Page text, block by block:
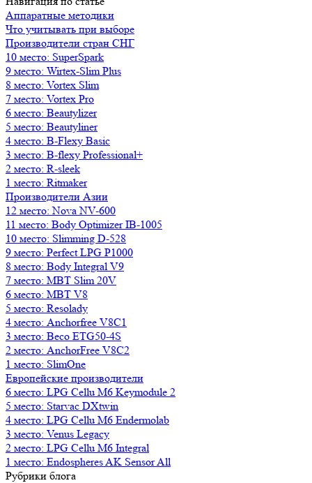
Аппаратные методики
Что учитывать при выборе
Производители стран СНГ
10 место: SuperSpark
9 место: Wirtex-Slim Plus
8 место: Vortex Slim
7 место: Vortex Pro
6 место: Beautylizer
5 место: Beautyliner
4 место: B-Flexy Basic
3 место: B-flexy Professional+
2 место: R-sleek
1 место: Ritmaker
Производители Азии
12 место: Nova NV-600
11 место: Body Optimizer IB-1005
10 место: Slimming D-528
9 место: Perfect LPG P1000
8 место: Body Integral V9
7 место: MBT Slim 20V
6 место: MBT V8
5 место: Resolady
4 место: Anchorfree V8С1
3 место: Beco ETG50-4S
2 место: AnchorFree V8C2
1 место: SlimOne
Европейские производители
6 место: LPG Cellu M6 Keymodule 2
5 место: Starvac DXtwin
4 место: LPG Cellu M6 Endermolab
3 место: Venus Legacy
2 место: LPG Cellu M6 Integral
1 место: Endospheres AK Sensor All
Рубрики блога